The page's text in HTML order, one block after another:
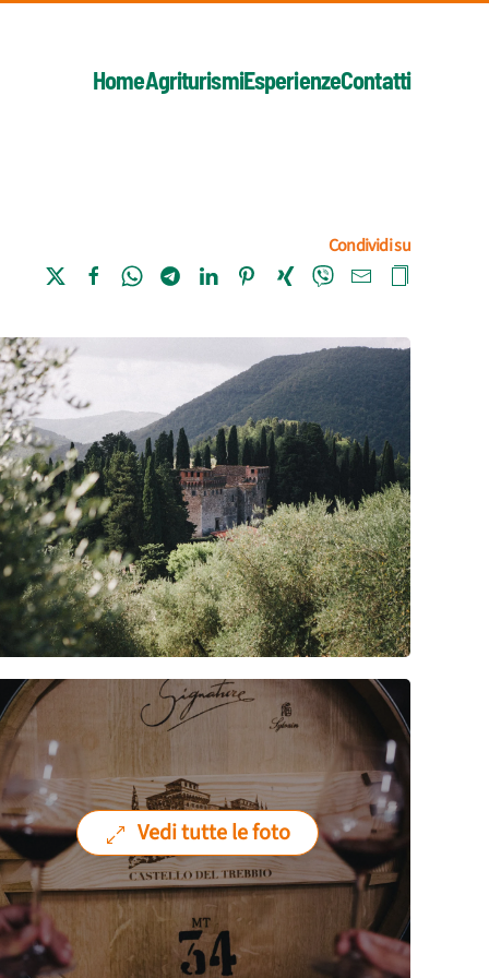
HomeAgriturismiEsperienzeContatti
Condividi su
Vedi tutte le foto